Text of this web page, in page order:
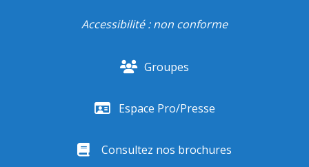
Accessibilité : non conforme
Groupes
Espace Pro/Presse
Consultez nos brochures